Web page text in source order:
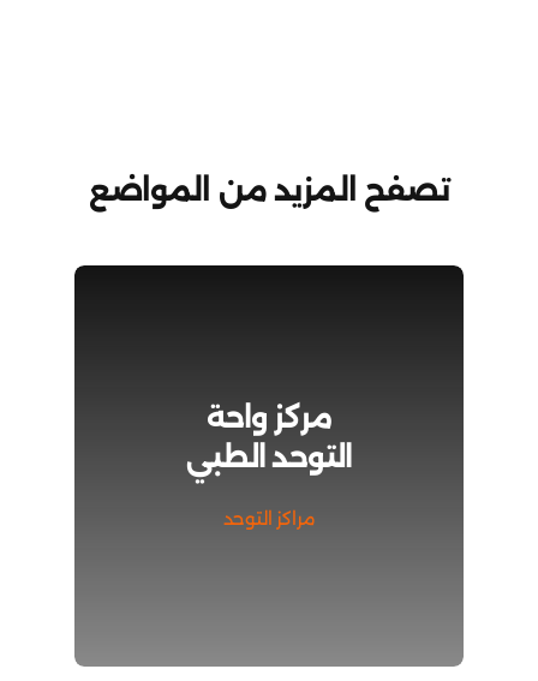
تصفح المزيد من المواضع
مركز واحة
التوحد الطبي
مراكز التوحد